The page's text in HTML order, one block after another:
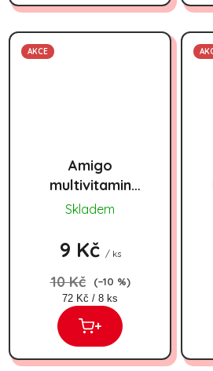
AKCE
Amigo
multivitamin
10% 200ml
Skladem
9 Kč / ks
10 Kč
(–10 %)
Měrná cena:
72 Kč / 8 ks
+